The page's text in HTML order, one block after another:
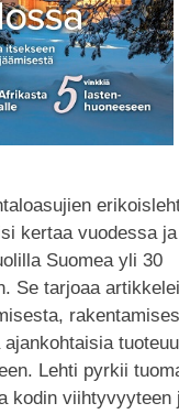
kertaa vuodessa ja
Suomea yli 30
Se tarjoaa
Lehti pyrkii
kodin viihtyvyyteen